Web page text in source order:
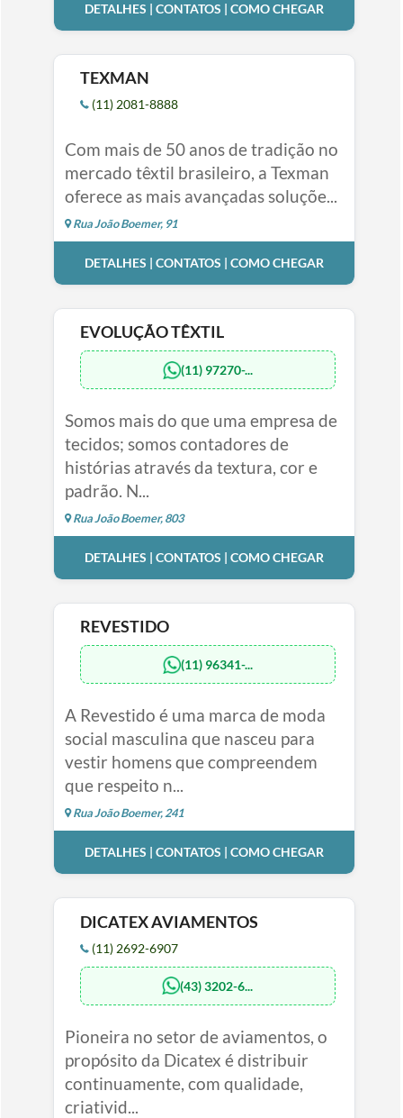
DETALHES | CONTATOS | COMO CHEGAR
TEXMAN
(11) 2081-8888
Com mais de 50 anos de tradição no
mercado têxtil brasileiro, a Texman
oferece as mais avançadas soluçõe...
Rua João Boemer, 91
DETALHES | CONTATOS | COMO CHEGAR
EVOLUÇÃO TÊXTIL
(11) 97270-...
Somos mais do que uma empresa de
tecidos; somos contadores de
histórias através da textura, cor e
padrão. N...
Rua João Boemer, 803
DETALHES | CONTATOS | COMO CHEGAR
REVESTIDO
(11) 96341-...
A Revestido é uma marca de moda
social masculina que nasceu para
vestir homens que compreendem
que respeito n...
Rua João Boemer, 241
DETALHES | CONTATOS | COMO CHEGAR
DICATEX AVIAMENTOS
(11) 2692-6907
(43) 3202-6...
Pioneira no setor de aviamentos, o
propósito da Dicatex é distribuir
continuamente, com qualidade,
criativid...